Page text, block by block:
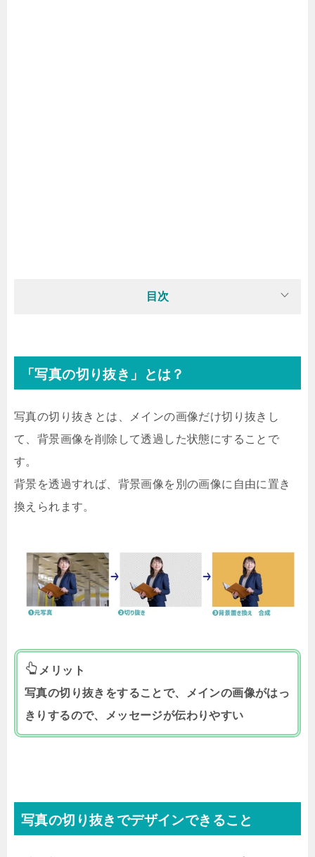
目次
「写真の切り抜き」とは？
写真の切り抜きとは、メインの画像だけ切り抜きし
て、背景画像を削除して透過した状態にすることで
す。
背景を透過すれば、背景画像を別の画像に自由に置き
換えられます。
メリット
写真の切り抜きをすることで、メインの画像がはっ
きりするので、メッセージが伝わりやすい
写真の切り抜きでデザインできること